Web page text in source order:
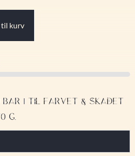
kurv
BAR | TIL FARVET & SKADET
G.